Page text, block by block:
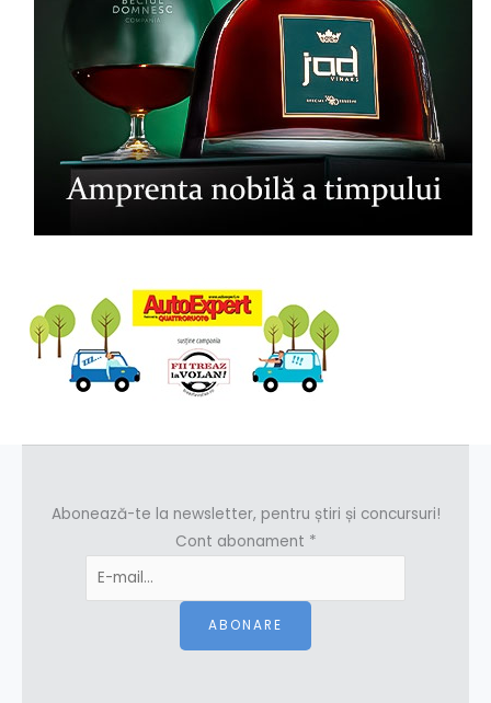
Abonează-te la newsletter, pentru știri și concursuri!
Cont abonament *
ABONARE